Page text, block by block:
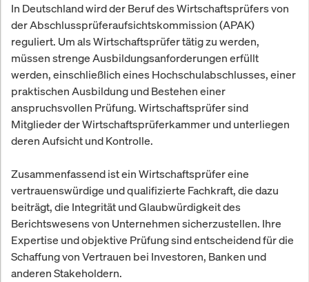
In Deutschland wird der Beruf des Wirtschaftsprüfers von
der Abschlussprüferaufsichtskommission (APAK)
reguliert. Um als Wirtschaftsprüfer tätig zu werden,
müssen strenge Ausbildungsanforderungen erfüllt
werden, einschließlich eines Hochschulabschlusses, einer
praktischen Ausbildung und Bestehen einer
anspruchsvollen Prüfung. Wirtschaftsprüfer sind
Mitglieder der Wirtschaftsprüferkammer und unterliegen
deren Aufsicht und Kontrolle.
Zusammenfassend ist ein Wirtschaftsprüfer eine
vertrauenswürdige und qualifizierte Fachkraft, die dazu
beiträgt, die Integrität und Glaubwürdigkeit des
Berichtswesens von Unternehmen sicherzustellen. Ihre
Expertise und objektive Prüfung sind entscheidend für die
Schaffung von Vertrauen bei Investoren, Banken und
anderen Stakeholdern.